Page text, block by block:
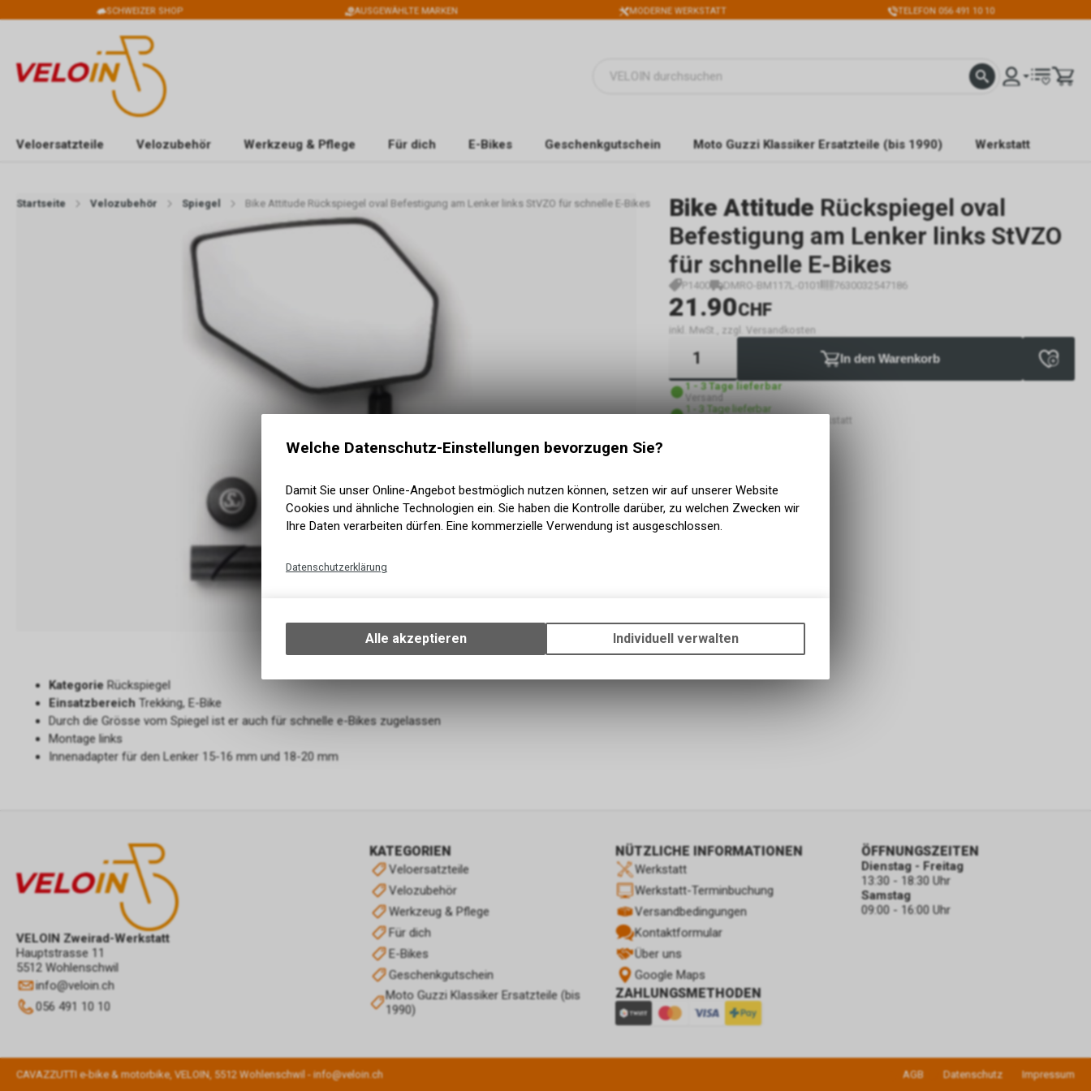
SCHWEIZER SHOP AUSGEWÄHLTE MARKEN MODERNE WERKSTATT TELEFON 056 491 10 10
Veloersatzteile Velozubehör Werkzeug & Pflege Für dich E-Bikes Geschenkgutschein Moto Guzzi Klassiker Ersatzteile (bis 1990) Werkstatt
Startseite Velozubehör Spiegel Bike Attitude Rückspiegel oval Befestigung am Lenker links StVZO für schnelle E-Bikes Bike Attitude Rückspiegel oval
Befestigung am Lenker links StVZO
für schnelle E-Bikes
P1400 DMRO-BM117L-0101 7630032547186
21.90CHF
inkl. MwSt., zzgl. Versandkosten
In den Warenkorb
1 - 3 Tage lieferbar
Versand
1 - 3 Tage lieferbar
Abholung VELOIN Zweirad-Werkstatt
Kategorie Rückspiegel
Einsatzbereich Trekking, E-Bike
Durch die Grösse vom Spiegel ist er auch für schnelle e-Bikes zugelassen
Montage links
Innenadapter für den Lenker 15-16 mm und 18-20 mm
VELOIN Zweirad-Werkstatt
Hauptstrasse 11
5512 Wohlenschwil
info@veloin.ch
056 491 10 10
KATEGORIEN
Veloersatzteile
Velozubehör
Werkzeug & Pflege
Für dich
E-Bikes
Geschenkgutschein
Moto Guzzi Klassiker Ersatzteile (bis
1990)
NÜTZLICHE INFORMATIONEN
Werkstatt
Werkstatt-Terminbuchung
Versandbedingungen
Kontaktformular
Über uns
Google Maps
ZAHLUNGSMETHODEN
ÖFFNUNGSZEITEN
Dienstag - Freitag
13:30 - 18:30 Uhr
Samstag
09:00 - 16:00 Uhr
CAVAZZUTTI e-bike & motorbike, VELOIN, 5512 Wohlenschwil - info@veloin.ch AGB Datenschutz Impressum
Welche Datenschutz-Einstellungen bevorzugen Sie?
Damit Sie unser Online-Angebot bestmöglich nutzen können, setzen wir auf unserer Website
Cookies und ähnliche Technologien ein. Sie haben die Kontrolle darüber, zu welchen Zwecken wir
Ihre Daten verarbeiten dürfen. Eine kommerzielle Verwendung ist ausgeschlossen.
Datenschutzerklärung
Ihrem Gerät, um die grundlegenden Funktionen unseres Online-Angebots, wie die
Verwendung des Warenkorbs, zu ermöglichen. Bitte beachten Sie, dass die
zulassen.
Alle akzeptieren Individuell verwalten